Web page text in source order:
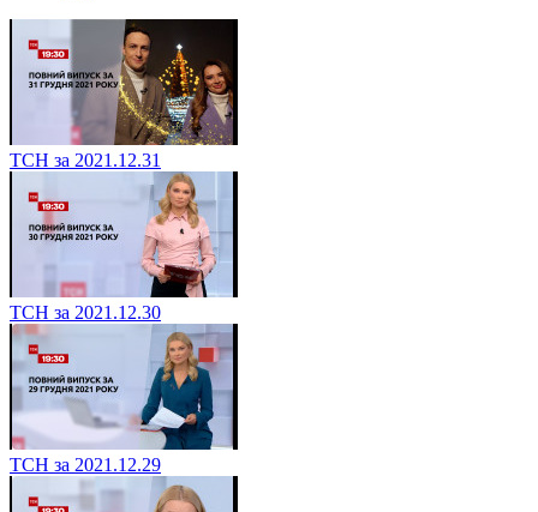
ТСН за 2021.12.31
ТСН за 2021.12.30
ТСН за 2021.12.29